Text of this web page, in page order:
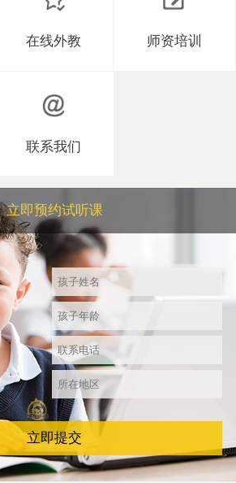
在线外教 师资培训
联系我们
立即预约试听课
立即提交